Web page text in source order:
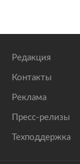
Редакция
Контакты
Реклама
Пресс-релизы
Техподдержка